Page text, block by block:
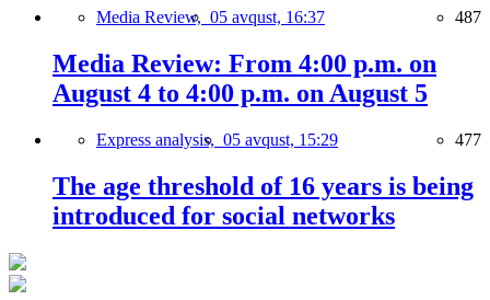
Media Review, 05 avqust, 16:37 487
Media Review: From 4:00 p.m. on
August 4 to 4:00 p.m. on August 5
Express analysis, 05 avqust, 15:29 477
The age threshold of 16 years is being
introduced for social networks